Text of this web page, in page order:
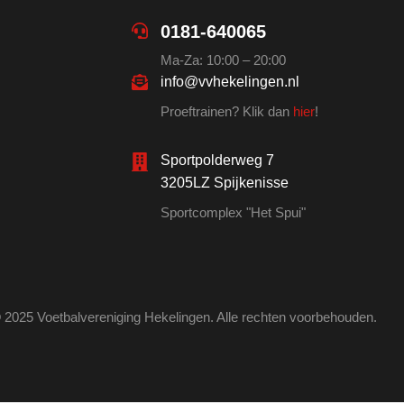
0181-640065
Ma-Za: 10:00 – 20:00
info@vvhekelingen.nl
Proeftrainen? Klik dan hier!
Sportpolderweg 7
3205LZ Spijkenisse
Sportcomplex "Het Spui"
Voetbalvereniging Hekelingen. Alle rechten voorbehouden.